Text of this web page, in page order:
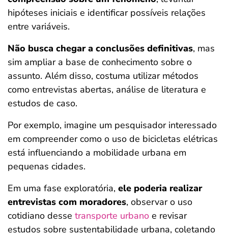
hipóteses iniciais e identificar possíveis relações
entre variáveis.
Não busca chegar a conclusões definitivas, mas
sim ampliar a base de conhecimento sobre o
assunto. Além disso, costuma utilizar métodos
como entrevistas abertas, análise de literatura e
estudos de caso.
Por exemplo, imagine um pesquisador interessado
em compreender como o uso de bicicletas elétricas
está influenciando a mobilidade urbana em
pequenas cidades.
Em uma fase exploratória, ele poderia realizar
entrevistas com moradores, observar o uso
cotidiano desse transporte urbano e revisar
estudos sobre sustentabilidade urbana, coletando